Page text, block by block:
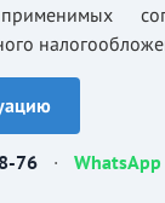
76 · WhatsApp